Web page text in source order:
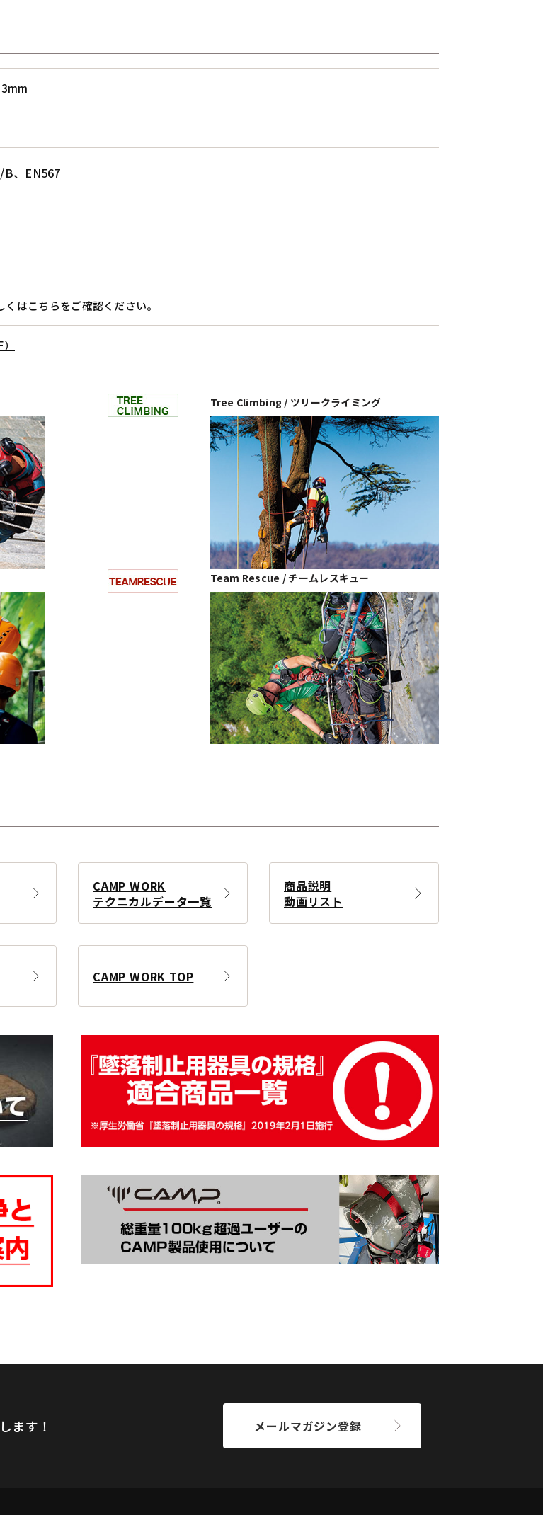
B、EN567
はこちらをご確認ください。
Tree Climbing / ツリークライミング
Team Rescue / チームレスキュー
CAMP WORK
テクニカルデータ一覧
商品説明
動画リスト
CAMP WORK TOP
ます！ メールマガジン登録